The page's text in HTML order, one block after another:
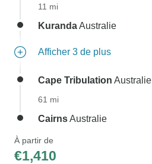
11 mi
KurandaAustralie
Afficher 3 de plus
Cape Tribulation Australie
61 mi
CairnsAustralie
À partir de
€1,410